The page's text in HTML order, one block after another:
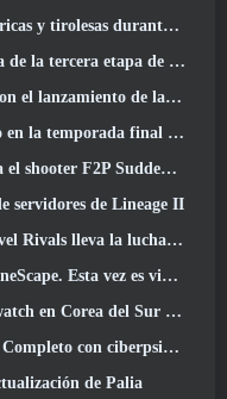
su próxima actualización
de infantería de Of War Thunder
de la última prueba beta cerrada
final 11 Actualizar
Zero Point de Nexon comenzó hoy
servidores de Lineage II
lleva la lucha a los dioses
es vivienda para jugadores
Corea del Sur en el futuro
próximo evento cruzado de Apex Legends
de Palia